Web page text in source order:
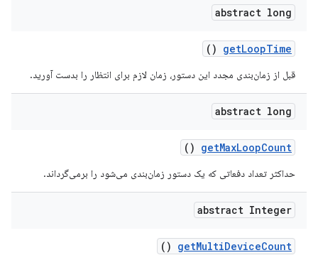
abstract long
getLoopTime
()
قبل از زمان‌بندی مجدد این دستور، زمان لازم برای انتظار را بدست آورید.
abstract long
getMaxLoopCount
()
حداکثر تعداد دفعاتی که یک دستور زمان‌بندی می‌شود را برمی‌گرداند.
abstract Integer
getMultiDeviceCount
()